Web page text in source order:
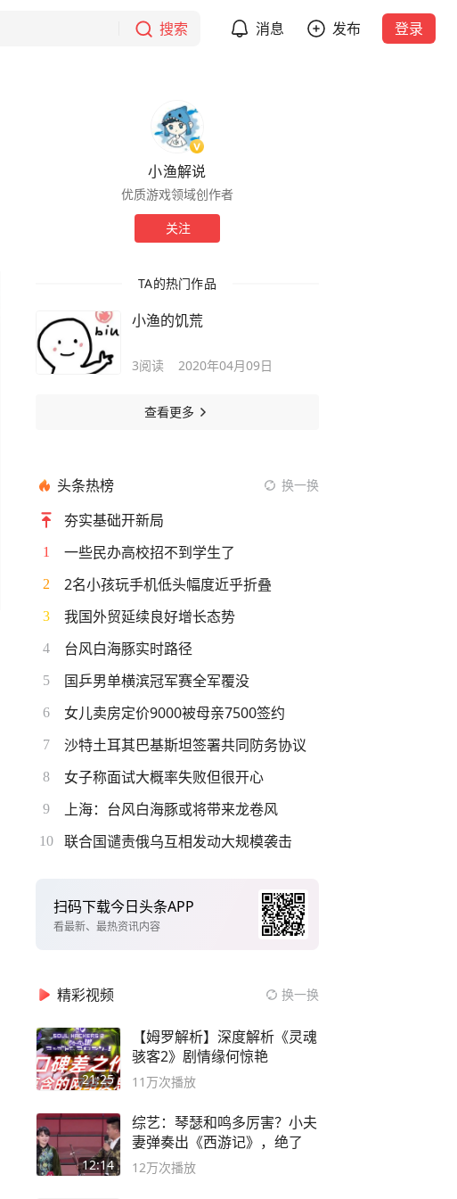
搜索 消息 发布 登录
小渔解说
优质游戏领域创作者
关注
TA的热门作品
小渔的饥荒
3阅读 2020年04月09日
查看更多
头条热榜 换一换
夯实基础开新局
1 一些民办高校招不到学生了
2 2名小孩玩手机低头幅度近乎折叠
3 我国外贸延续良好增长态势
4 台风白海豚实时路径
5 国乒男单横滨冠军赛全军覆没
6 女儿卖房定价9000被母亲7500签约
7 沙特土耳其巴基斯坦签署共同防务协议
8 女子称面试大概率失败但很开心
9 上海：台风白海豚或将带来龙卷风
10 联合国谴责俄乌互相发动大规模袭击
扫码下载今日头条APP
看最新、最热资讯内容
精彩视频 换一换
21:25
【姆罗解析】深度解析《灵魂
骇客2》剧情缘何惊艳
11万次播放
12:14
综艺：琴瑟和鸣多厉害？小夫
妻弹奏出《西游记》，绝了
12万次播放